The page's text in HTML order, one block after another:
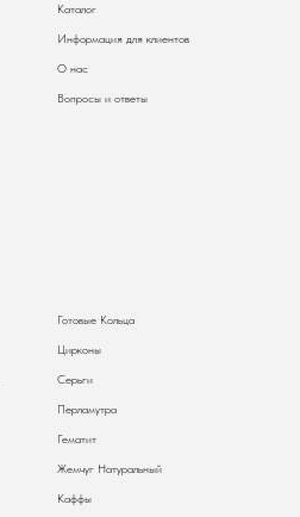
Каталог
Информация для клиентов
О нас
Вопросы и ответы
Готовые Кольца
Цирконы
Серьги
Перламутра
Гематит
Жемчуг Натуральный
Каффы